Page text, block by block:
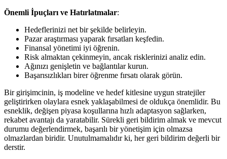
Önemli İpuçları ve Hatırlatmalar:
Hedeflerinizi net bir şekilde belirleyin.
Pazar araştırması yaparak fırsatları keşfedin.
Finansal yönetimi iyi öğrenin.
Risk almaktan çekinmeyin, ancak risklerinizi analiz edin.
Ağınızı genişletin ve bağlantılar kurun.
Başarısızlıkları birer öğrenme fırsatı olarak görün.
Bir girişimcinin, iş modeline ve hedef kitlesine uygun stratejiler
geliştirirken olaylara esnek yaklaşabilmesi de oldukça önemlidir. Bu
esneklik, değişen piyasa koşullarına hızlı adaptasyon sağlarken,
rekabet avantajı da yaratabilir. Sürekli geri bildirim almak ve mevcut
durumu değerlendirmek, başarılı bir yönetişim için olmazsa
olmazlardan biridir. Unutulmamalıdır ki, her geri bildirim değerli bir
derstir.